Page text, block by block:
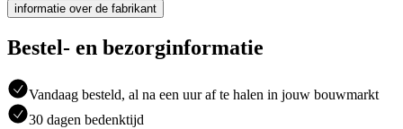
informatie over de fabrikant
Bestel- en bezorginformatie
Vandaag besteld, al na een uur af te halen in jouw bouwmarkt
30 dagen bedenktijd